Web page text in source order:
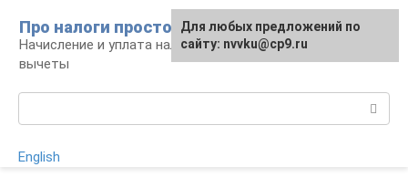
контенту
Про налоги просто
Начисление и уплата налогов, налоговые
вычеты
English
Для любых предложений по
сайту: nvvku@cp9.ru